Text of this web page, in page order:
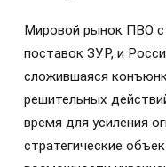
Мировой рынок ПВО
поставок ЗУР, и
сложившаяся
решительных
время для усиления
стратегические